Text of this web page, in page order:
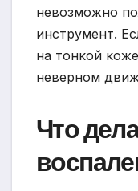
невозможно
инструмент.
на тонкой
неверном
Что